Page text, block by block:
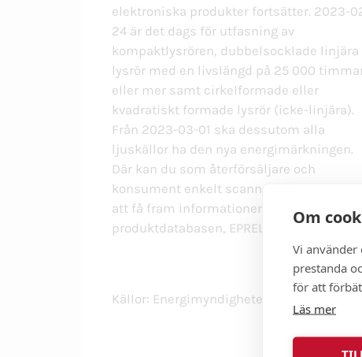
Om
Vi
prestanda
för att
Läs mer
elektroniska produkter fortsätter. 2023-
24 är det dags för utfasning av
kompaktlysrören, dubbelsocklade linjära
lysrör med en livslängd på 25 000
eller mer samt cirkelformade eller
kvadratiskt formade lysrör (icke-linjära).
Från 2023-03-01 ska dessutom alla
ljuskällor ha den nya energimärkningen.
Där kan du som återförsäljare och
konsument enkelt scanna en QR-kod för
att få fram informationen som finns i
produktdatabasen, EPREL.
Källor: Energimyndigheten &